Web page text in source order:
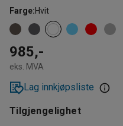
Farge:Hvit
985,-
eks. MVA
Lag innkjøpsliste
Tilgjengelighet